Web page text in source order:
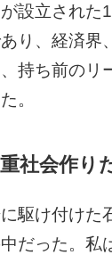
設立され
り、経済
持ち前の
。
社会作り
駆け付け
だった。